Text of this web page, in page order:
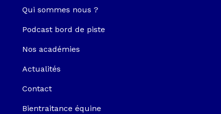
Qui sommes nous ?
Podcast bord de piste
Nos académies
Actualités
Contact
Bientraitance équine